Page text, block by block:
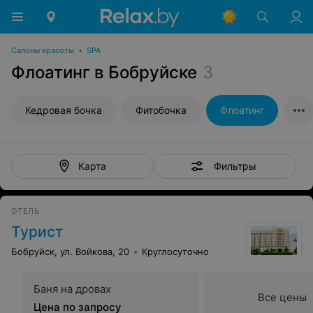
Салоны красоты • SPA
Флоатинг в Бобруйске 3
Кедровая бочка Фитобочка Флоатинг
Карта Фильтры
ОТЕЛЬ
Турист
Бобруйск, ул. Войкова, 20 Круглосуточно
Баня на дровах
Цена по запросу
Все цены